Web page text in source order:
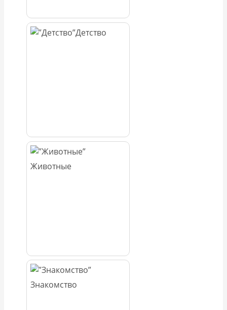
Детство
Животные
Знакомство